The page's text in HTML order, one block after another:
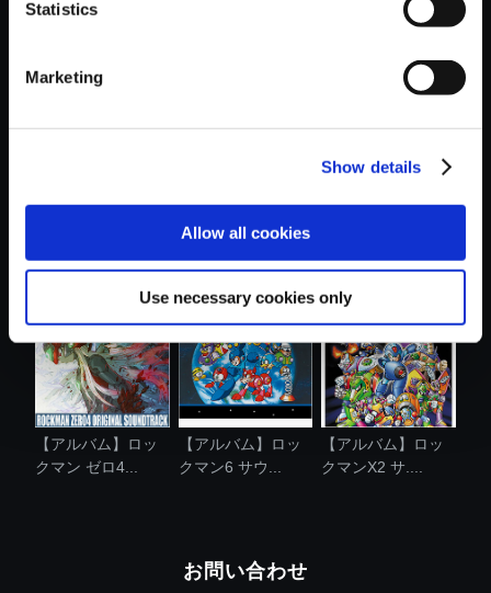
Statistics
Marketing
Show details
Allow all cookies
Use necessary cookies only
【アルバム】ロッ
【アルバム】ロッ
クマン ゼロ4...
【アルバム】ロッ
クマン6 サウ...
【アルバム】ロッ
クマンX2 サ....
お問い合わせ